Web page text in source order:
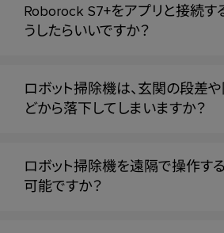
Roborock S7+をアプリと接続す
うしたらいいですか？
ロボット掃除機は、玄関の段差
どから落下してしまいますか？
ロボット掃除機を遠隔で操作す
可能ですか？